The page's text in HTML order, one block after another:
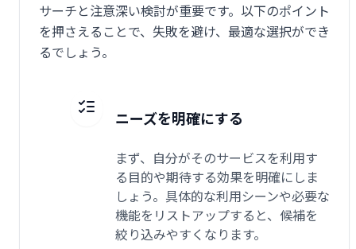
サーチと注意深い検討が重要です。以下のポイント
を押さえることで、失敗を避け、最適な選択ができ
るでしょう。
ニーズを明確にする
まず、自分がそのサービスを利用す
る目的や期待する効果を明確にしま
しょう。具体的な利用シーンや必要な
機能をリストアップすると、候補を
絞り込みやすくなります。